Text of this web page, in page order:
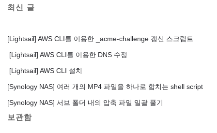
최신 글
[Lightsail] AWS CLI를 이용한 _acme-challenge 갱신 스크립트
[Lightsail] AWS CLI를 이용한 DNS 수정
[Lightsail] AWS CLI 설치
[Synology NAS] 여러 개의 MP4 파일을 하나로 합치는 shell script
[Synology NAS] 서브 폴더 내의 압축 파일 일괄 풀기
보관함